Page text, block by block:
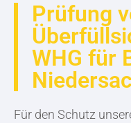
Prüfung
WHG für
Für den Schutz